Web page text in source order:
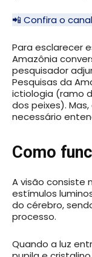
📲 Confira o
Para esclarecer
Amazônia
pesquisador
Pesquisas da
ictiologia (ramo
dos peixes).
necessário
Como
A visão consiste
estímulos
do cérebro,
processo.
Quando a luz